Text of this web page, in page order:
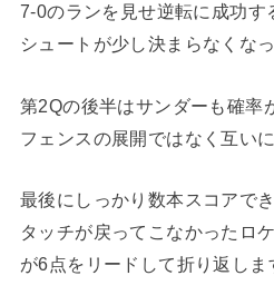
7-0のランを見せ逆転に成功す
シュートが少し決まらなくな
第2Qの後半はサンダーも確率
フェンスの展開ではなく互い
最後にしっかり数本スコアで
タッチが戻ってこなかったロ
が6点をリードして折り返しま